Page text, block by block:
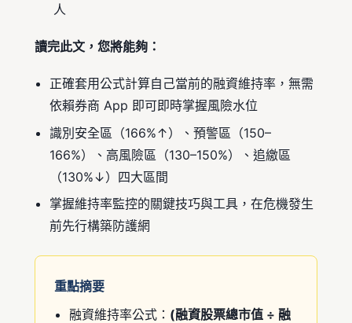
人
讀完此文，您將能夠：
正確套用公式計算自己當前的融資維持率，無需
依賴券商 App 即可即時掌握風險水位
識別安全區（166%↑）、預警區（150–
166%）、高風險區（130–150%）、追繳區
（130%↓）四大區間
掌握維持率監控的關鍵技巧與工具，在危機發生
前先行構築防護網
重點摘要
融資維持率公式： (融資股票總市值 ÷ 融